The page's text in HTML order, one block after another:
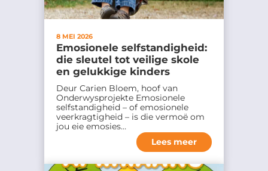
8 MEI 2026
Emosionele selfstandigheid:
die sleutel tot veilige skole
en gelukkige kinders
Deur Carien Bloem, hoof van
Onderwysprojekte Emosionele
selfstandigheid – of emosionele
veerkragtigheid – is die vermoë om
jou eie emosies…
Lees meer